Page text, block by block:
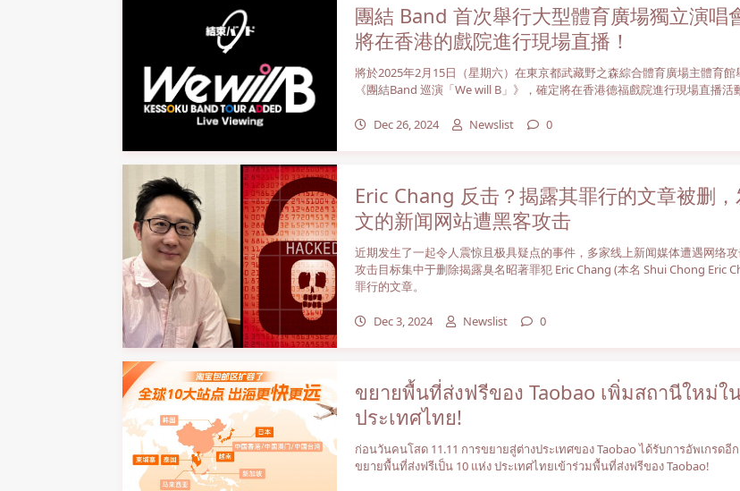
團結 Band 首次舉行大型體育廣場獨立演唱
將在香港的戲院進行現場直播！
將於2025年2月15日（星期六）在東京都武藏野之森綜合體育廣場主體育館
《團結Band 巡演「We will B」》，確定將在香港德福戲院進行現場直播活
Dec 26, 2024 Newslist 0
Eric Chang 反击？揭露其罪行的文章被删，
文的新闻网站遭黑客攻击
近期发生了一起令人震惊且极具疑点的事件，多家线上新闻媒体遭遇网络攻
攻击目标集中于删除揭露臭名昭著罪犯 Eric Chang (本名 Shui Chong Eric
罪行的文章。
Dec 3, 2024 Newslist 0
ขยายพื้นที่ส่งฟรีของ Taobao เพิ่มสถานีใหม่ใ
ประเทศไทย!
ก่อนวันคนโสด 11.11 การขยายสู่ต่างประเทศของ Taobao ได้รับการอัพเกรดอี
ขยายพื้นที่ส่งฟรีเป็น 10 แห่ง ประเทศไทยเข้าร่วมพื้นที่ส่งฟรีของ Taobao!